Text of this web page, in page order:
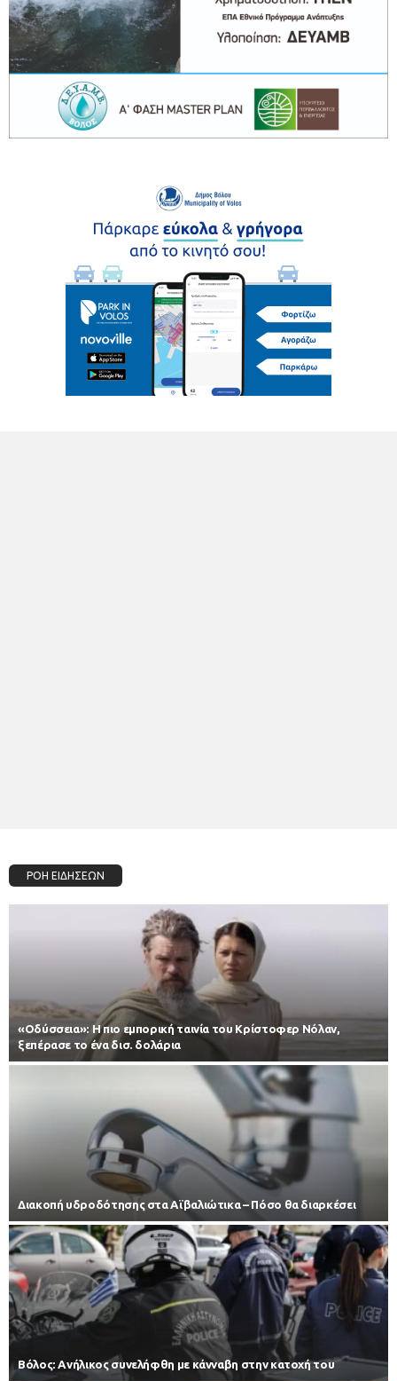
ΡΟΗ ΕΙΔΗΣΕΩΝ
«Οδύσσεια»: Η πιο εμπορική ταινία του Κρίστοφερ Νόλαν,
ξεπέρασε το ένα δισ. δολάρια
Διακοπή υδροδότησης στα Αϊβαλιώτικα – Πόσο θα διαρκέσει
Βόλος: Ανήλικος συνελήφθη με κάνναβη στην κατοχή του